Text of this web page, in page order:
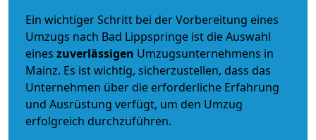
Ein wichtiger Schritt bei der Vorbereitung eines
Umzugs nach Bad Lippspringe ist die Auswahl
eines zuverlässigen Umzugsunternehmens in
Mainz. Es ist wichtig, sicherzustellen, dass das
Unternehmen über die erforderliche Erfahrung
und Ausrüstung verfügt, um den Umzug
erfolgreich durchzuführen.